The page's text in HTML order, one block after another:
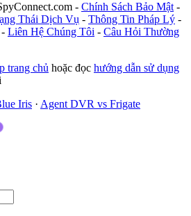
- Chính Sách Bảo Mật -
Thái Dịch Vụ - Thông Tin Pháp Lý -
- Liên Hệ Chúng Tôi - Câu Hỏi Thường
trang chủ hoặc đọc hướng dẫn sử dụng
Iris · Agent DVR vs Frigate